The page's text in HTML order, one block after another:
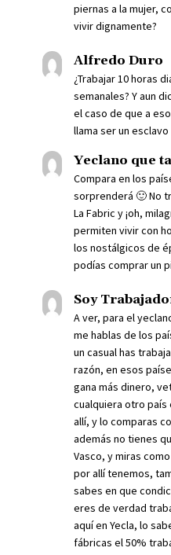
piernas a la mujer,
vivir dignamente?
Alfredo Duro
¿Trabajar 10 horas
semanales? Y aun
el caso de que a
llama ser un esclavo
Yeclano que
Compara en los
sorprenderá 🙂 No
La Fabric y ¡oh,
permiten vivir con
los nostálgicos de
podías comprar un
Soy
A ver, para el
me hablas de los
un casual has
razón, en esos
gana más dinero,
cualquiera otro
allí, y lo comparas
además no tienes
Vasco, y miras
por allí tenemos,
sabes en que
eres de verdad
aquí en Yecla, lo
fábricas el 50%